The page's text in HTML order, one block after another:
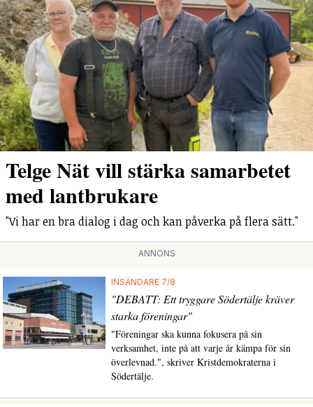
Telge Nät vill stärka samarbetet
med lantbrukare
"Vi har en bra dialog i dag och kan påverka på flera sätt."
ANNONS
INSÄNDARE 7/8
"DEBATT: Ett tryggare Södertälje kräver
starka föreningar"
"Föreningar ska kunna fokusera på sin
verksamhet, inte på att varje år kämpa för sin
överlevnad.", skriver Kristdemokraterna i
Södertälje.